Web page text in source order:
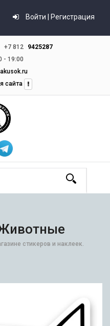
Войти | Регистрация
+7 812
9425287
- 19:00
сайта
стикеров и наклеек.